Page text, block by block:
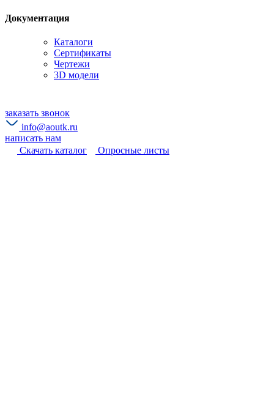
Документация
Каталоги
Сертификаты
Чертежи
3D модели
заказать звонок
info@aoutk.ru
написать нам
Cкачать каталог
Опросные листы